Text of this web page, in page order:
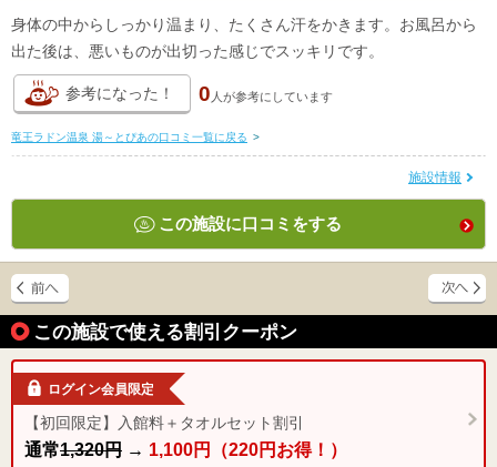
身体の中からしっかり温まり、たくさん汗をかきます。お風呂から
出た後は、悪いものが出切った感じでスッキリです。
参考になった！ 0 人が参考にしています
竜王ラドン温泉 湯～とぴあの口コミ一覧に戻る >
施設情報
この施設に口コミをする
この施設で使える割引クーポン
ログイン会員限定
【初回限定】入館料＋タオルセット割引
通常1,320円 → 1,100円（220円お得！）